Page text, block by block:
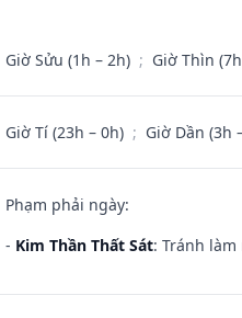
Giờ Sửu (1h – 2h) ; Giờ Thìn
Giờ Tí (23h – 0h) ; Giờ Dần (3h
Phạm phải ngày:
- Kim Thần Thất Sát: Tránh